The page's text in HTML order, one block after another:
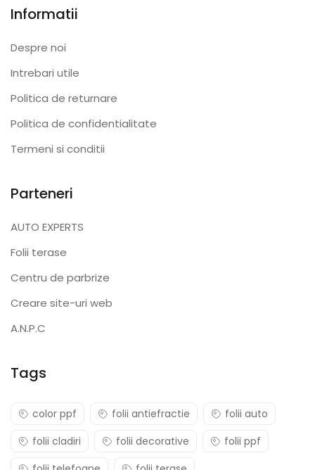
Informatii
Despre noi
Intrebari utile
Politica de returnare
Politica de confidentialitate
Termeni si conditii
Parteneri
AUTO EXPERTS
Folii terase
Centru de parbrize
Creare site-uri web
A.N.P.C
Tags
color ppf folii antiefractie
folii auto
folii cladiri
folii decorative
folii ppf